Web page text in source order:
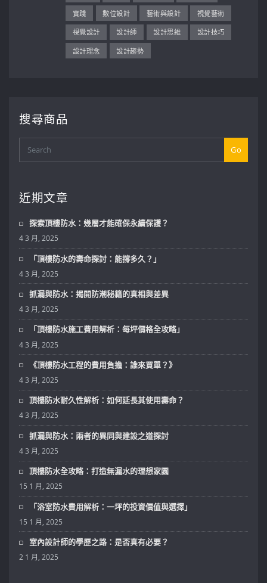
實踐 數位設計 藝術與設計 視覺藝術
視覺設計 設計師 設計思維 設計技巧
設計理念 設計趨勢
搜尋商品
Go
近期文章
探索頂樓防水：幾層才能確保永續保護？
4 3 月, 2025
「頂樓防水的壽命探討：能撐多久？」
4 3 月, 2025
抓漏與防水：揭開防潮秘籍的真相與差異
4 3 月, 2025
「頂樓防水施工費用解析：每坪價格全攻略」
4 3 月, 2025
《頂樓防水工程的費用負擔：誰來買單？》
4 3 月, 2025
頂樓防水耐久性解析：如何延長其使用壽命？
4 3 月, 2025
抓漏與防水：兩者的異同與建設之道探討
4 3 月, 2025
頂樓防水全攻略：打造無漏水的理想家園
15 1 月, 2025
「浴室防水費用解析：一坪的投資價值與選擇」
15 1 月, 2025
室內設計師的學歷之路：是否真有必要？
2 1 月, 2025